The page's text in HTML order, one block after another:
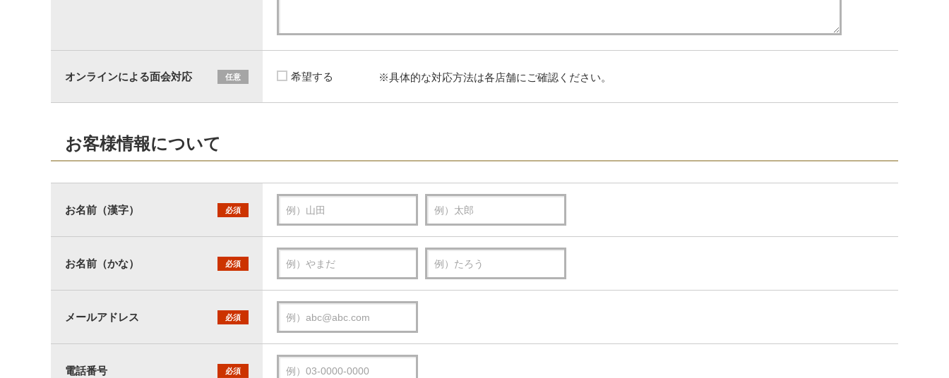
オンラインによる面会対応 任意 希望する ※具体的な対応方法は各店舗にご確認ください。
お客様情報について
お名前（漢字） 必須
お名前（かな） 必須
メールアドレス 必須
電話番号 必須